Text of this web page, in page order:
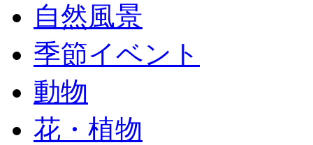
自然風景
季節イベント
動物
花・植物